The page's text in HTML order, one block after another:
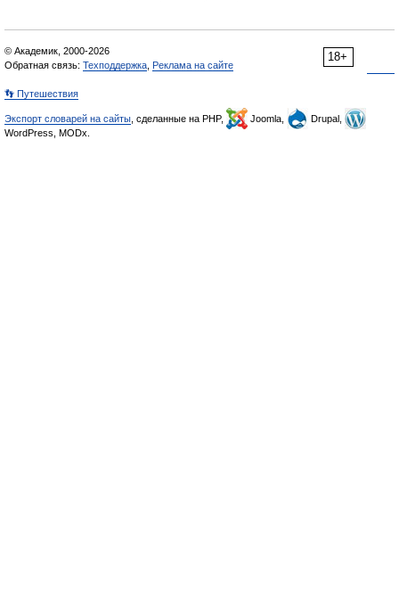
18+
© Академик, 2000-2026
Обратная связь: Техподдержка Реклама на сайте
👣 Путешествия
Экспорт словарей на сайты , сделанные на PHP, Joomla,
Drupal,
WordPress, MODx.